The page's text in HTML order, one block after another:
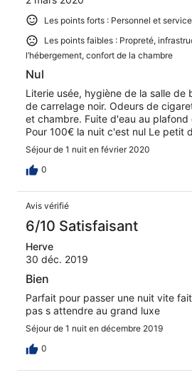
Les points forts : Personnel et service
Les points faibles : Propreté,
l’hébergement, confort de la chambre
Nul
Literie usée, hygiène de la salle de
de carrelage noir. Odeurs de
et chambre. Fuite d'eau au
Pour 100€ la nuit c'est nul Le petit
Séjour de 1 nuit en février 2020
0
Avis vérifié
6/10 Satisfaisant
Herve
30 déc. 2019
Bien
Parfait pour passer une nuit vite
pas s attendre au grand luxe
Séjour de 1 nuit en décembre 2019
0